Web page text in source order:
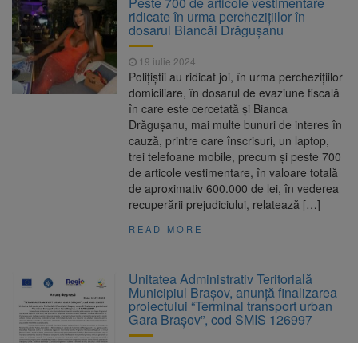
Ormeniș
6 august 2026
AUR a lansat platforma
suspeND.ro pentru urmărirea inițiativei de
suspendare a președintelui Nicușor Dan
6 august 2026
Înalta Curte analizează
dosarul lui Călin Georgescu și Horațiu Potra.
Judecătorii decid dacă începe procesul
Strategia națională pentru
biodiversitate 2026-2030, adoptată de Senat.
Proiectul merge la promulgare
ridicate în urma percheziţiilor în
dosarul Biancăi Drăguşanu
19 iulie 2024
Poliţiştii au ridicat joi, în urma percheziţiilor
domiciliare, în dosarul de evaziune fiscală
în care este cercetată şi Bianca
Drăguşanu, mai multe bunuri de interes în
cauză, printre care înscrisuri, un laptop,
trei telefoane mobile, precum şi peste 700
de articole vestimentare, în valoare totală
de aproximativ 600.000 de lei, în vederea
recuperării prejudiciului, relatează […]
READ MORE
Unitatea Administrativ Teritorială
Municipiul Brașov, anunță finalizarea
proiectului “Terminal transport urban
Gara Brașov”, cod SMIS 126997